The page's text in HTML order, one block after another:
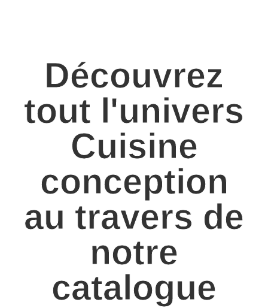
Découvrez
tout l'univers
Cuisine
conception
au travers de
notre
catalogue